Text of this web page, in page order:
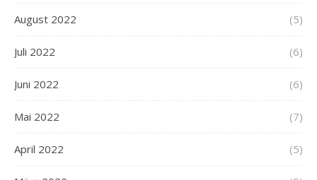
August 2022 (5)
Juli 2022 (6)
Juni 2022 (6)
Mai 2022 (7)
April 2022 (5)